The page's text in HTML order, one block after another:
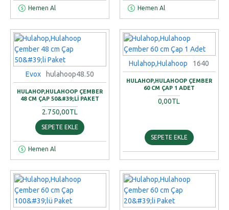
Hemen Al Hemen Al
Evox hulahoop48.50
HULAHOP,HULAHOOP ÇEMBER
48 CM ÇAP 50&#39;LI PAKET
2.750,00TL
SEPETE EKLE
Hemen Al
Hulahop,Hulahoop 1640
HULAHOP,HULAHOOP ÇEMBER
60 CM ÇAP 1 ADET
0,00TL
SEPETE EKLE